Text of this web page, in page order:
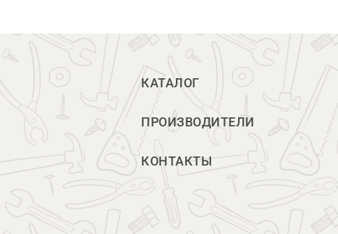
КАТАЛОГ
ПРОИЗВОДИТЕЛИ
КОНТАКТЫ